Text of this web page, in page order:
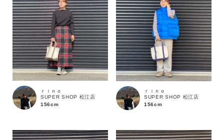
カラー
ｒｉｎｏ
SUPER SHOP 松江店
156cm
ｒｉｎｏ
SUPER SHOP 松江店
156cm